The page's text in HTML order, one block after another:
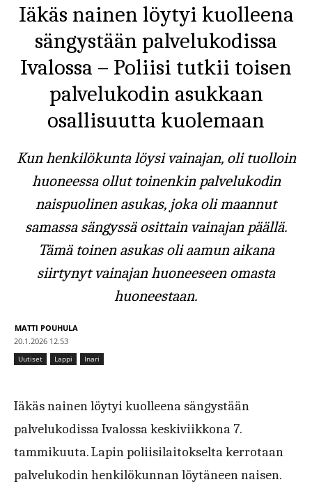
Iäkäs nainen löytyi kuolleena
sängystään palvelukodissa
Ivalossa – Poliisi tutkii toisen
palvelukodin asukkaan
osallisuutta kuolemaan
Kun henkilökunta löysi vainajan, oli tuolloin
huoneessa ollut toinenkin palvelukodin
naispuolinen asukas, joka oli maannut
samassa sängyssä osittain vainajan päällä.
Tämä toinen asukas oli aamun aikana
siirtynyt vainajan huoneeseen omasta
huoneestaan.
MATTI POUHULA
20.1.2026 12.53
Uutiset Lappi Inari
Iäkäs nainen löytyi kuolleena sängystään
palvelukodissa Ivalossa keskiviikkona 7.
tammikuuta. Lapin poliisilaitokselta kerrotaan
palvelukodin henkilökunnan löytäneen naisen.